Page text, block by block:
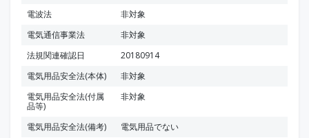
電波法
非対象
電気通信事業法
非対象
法規関連確認日
20180914
電気用品安全法(本体)
非対象
電気用品安全法(付属
品等)
非対象
電気用品安全法(備考) 電気用品でない